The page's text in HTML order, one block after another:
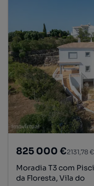
825 000 €2131,78
Moradia T3 com
da Floresta, Vila do